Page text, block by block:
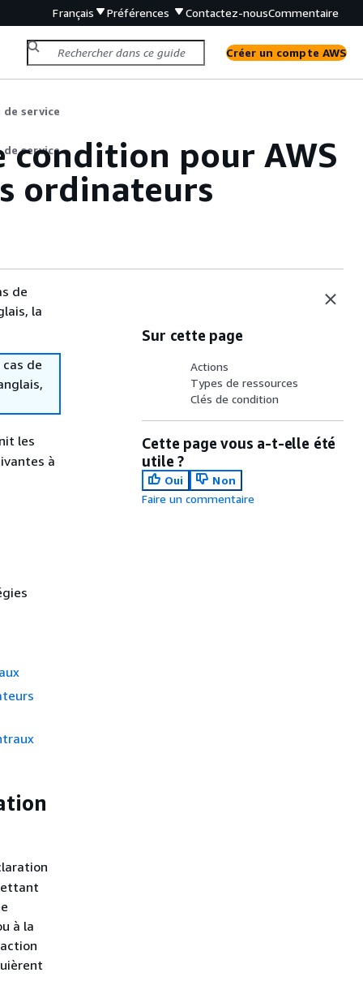
Français Préférences Contactez-nousCommentaire
Créer un compte AWS
service
service
condition pour AWS
ordinateurs
de
la
de
les
à
à la
Sur cette page
Actions
Types de ressources
Clés de condition
Cette page vous a-t-elle été
utile ?
Oui
Non
Faire un commentaire